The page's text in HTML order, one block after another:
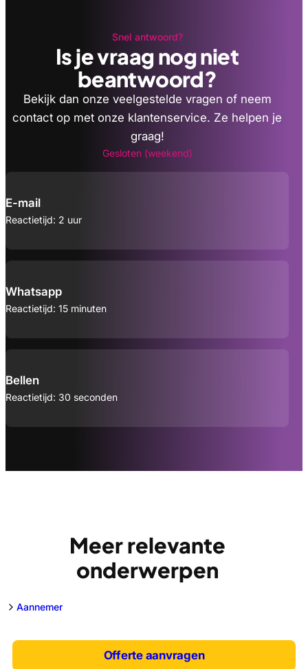
Snel antwoord?
Is je vraag nog niet
beantwoord?
Bekijk dan onze veelgestelde vragen of neem
contact op met onze klantenservice. Ze helpen je
graag!
Gesloten (weekend)
E-mail
Reactietijd: 2 uur
Whatsapp
Reactietijd: 15 minuten
Bellen
Reactietijd: 30 seconden
Meer relevante
onderwerpen
Aannemer
Offerte aanvragen